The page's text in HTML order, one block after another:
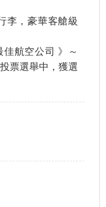
李，豪華客艙級
佳航空公司 》～
票選舉中，獲選